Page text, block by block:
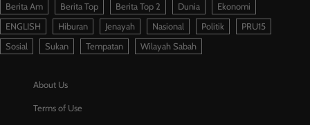
Berita Am Berita Top Berita Top 2 Dunia
Ekonomi
ENGLISH
Hiburan Jenayah Nasional Politik
PRU15
Sosial
Sukan Tempatan Wilayah Sabah
About Us
Terms of Use